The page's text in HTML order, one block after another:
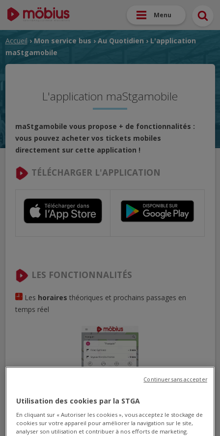
Menu
Accueil › Mon service bus › Au Quotidien › L'application
maStgamobile
L'application maStgamobile
maStgamobile vous propose + de fonctionnalités :
vous pouvez acheter vos tickets mobiles
directement sur cette application !
TÉLÉCHARGER L'APPLICATION
LES FONCTIONNALITÉS
Les horaires théoriques et prochains passages en
temps réel
Utilisation des cookies par la STGA
En cliquant sur « Autoriser les cookies », vous acceptez le stockage de
cookies sur votre appareil pour améliorer la navigation sur le site,
analyser son utilisation et contribuer à nos efforts de marketing.
Continuer sans accepter